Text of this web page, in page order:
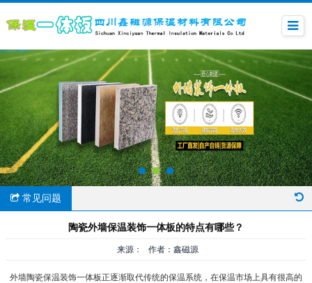
常见问题
陶瓷外墙保温装饰一体板的特点有哪些？
来源： 作者：鑫磁源
外墙陶瓷保温装饰一体板正逐渐取代传统的保温系统，在保温市场上具有很高的